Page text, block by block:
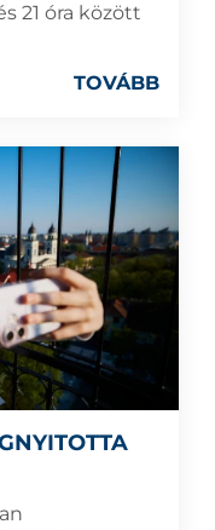
21 óra között
TOVÁBB